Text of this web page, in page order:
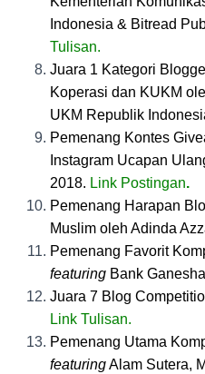
Indonesia & Bitread
Tulisan.
Juara 1 Kategori
Koperasi dan KUKM
UKM Republik
Pemenang Kontes
Instagram Ucapan
2018. Link Postingan.
Pemenang Harapan
Muslim oleh Adinda
Pemenang Favorit
featuring Bank
Juara 7 Blog
Link Tulisan.
Pemenang Utama
featuringAlam Sutera,